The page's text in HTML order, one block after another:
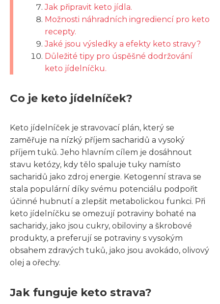
Jak připravit keto jídla.
Možnosti náhradních ingrediencí pro keto
recepty.
Jaké jsou výsledky a efekty keto stravy?
Důležité tipy pro úspěšné dodržování
keto jídelníčku.
Co je keto jídelníček?
Keto jídelníček je stravovací plán, který se
zaměřuje na nízký příjem sacharidů a vysoký
příjem tuků. Jeho hlavním cílem je dosáhnout
stavu ketózy, kdy tělo spaluje tuky namísto
sacharidů jako zdroj energie. Ketogenní strava se
stala populární díky svému potenciálu podpořit
účinné hubnutí a zlepšit metabolickou funkci. Při
keto jídelníčku se omezují potraviny bohaté na
sacharidy, jako jsou cukry, obiloviny a škrobové
produkty, a preferují se potraviny s vysokým
obsahem zdravých tuků, jako jsou avokádo, olivový
olej a ořechy.
Jak funguje keto strava?